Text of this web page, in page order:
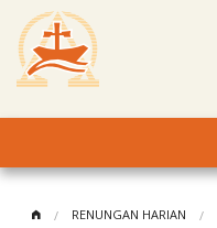
RENUNGAN HARIAN